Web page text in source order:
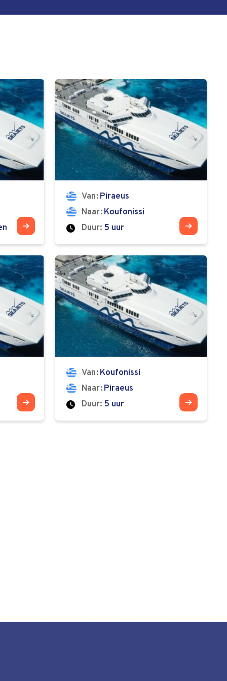
Van
Piraeus
Naar
Koufonissi
Duur: 5 uur
Van
Koufonissi
Naar
Piraeus
Duur: 5 uur